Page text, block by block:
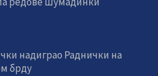
надиграо Раднички на
брду